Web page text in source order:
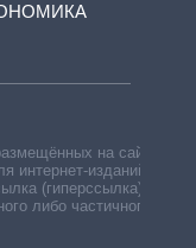
на сайте,
интернет-изданий —
(гиперссылка)
либо частичного